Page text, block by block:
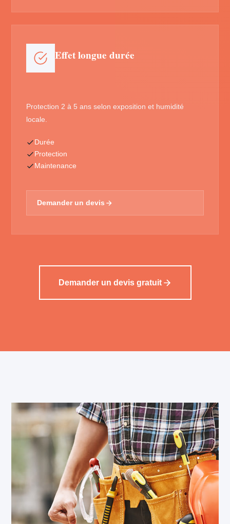
Effet longue durée
Protection 2 à 5 ans selon exposition et humidité
locale.
Durée
Protection
Maintenance
Demander un devis
Demander un devis gratuit